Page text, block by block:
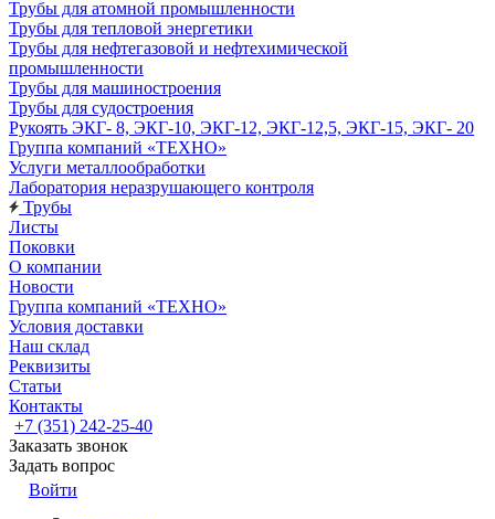
Трубы для атомной промышленности
Трубы для тепловой энергетики
Трубы для нефтегазовой и нефтехимической
промышленности
Трубы для машиностроения
Трубы для судостроения
Рукоять ЭКГ- 8, ЭКГ-10, ЭКГ-12, ЭКГ-12,5, ЭКГ-15, ЭКГ- 20
Группа компаний «ТЕХНО»
Услуги металлообработки
Лаборатория неразрушающего контроля
Трубы
Листы
Поковки
О компании
Новости
Группа компаний «ТЕХНО»
Условия доставки
Наш склад
Реквизиты
Статьи
Контакты
+7 (351) 242-25-40
Заказать звонок
Задать вопрос
Войти